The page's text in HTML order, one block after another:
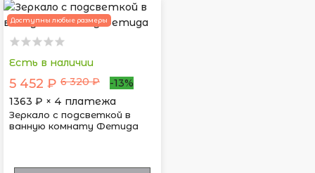
Доступны любые размеры
Есть в наличии
5 452 ₽ 6 320 ₽
-13%
1363 ₽ × 4 платежа
Зеркало с подсветкой в
ванную комнату Фетида